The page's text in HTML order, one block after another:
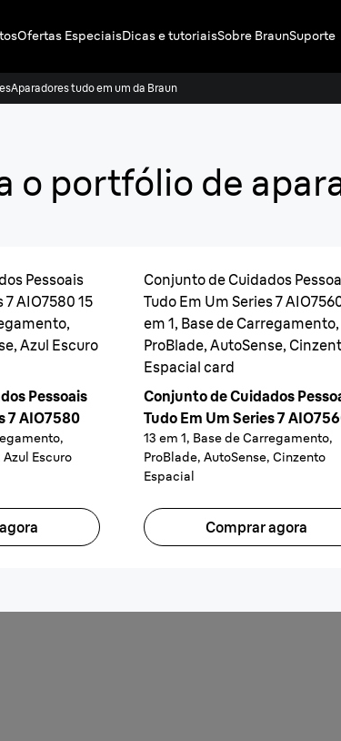
Ofertas EspeciaisDicas e tutoriaisSobre BraunSuporte
Aparadores tudo em um da Braun
o portfólio de
Pessoais
7 AIO7580 15
Azul Escuro
Pessoais
7 AIO7580
Escuro
Conjunto de Cuidados
Tudo Em Um Series 7
em 1, Base de Carregamento,
ProBlade, AutoSense,
Espacial card
Conjunto de Cuidados
Tudo Em Um Series 7
13 em 1, Base de Carregamento,
ProBlade, AutoSense, Cinzento
Espacial
Comprar agora